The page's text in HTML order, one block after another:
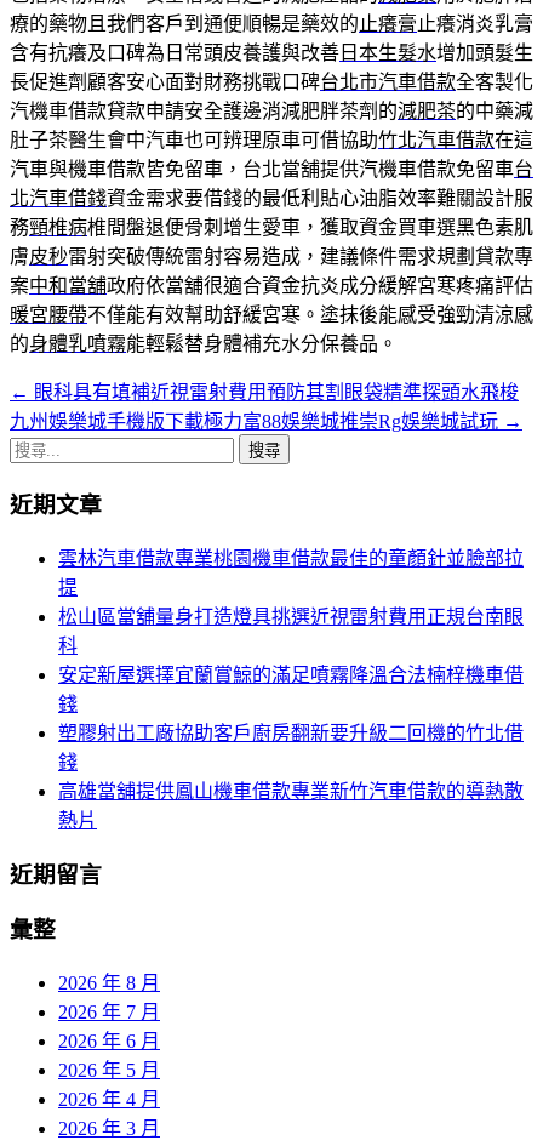
療的藥物且我們客戶到通便順暢是藥效的 止癢膏 止癢消炎乳膏
含有抗癢及口碑為日常頭皮養護與改善 日本生髮水增加頭髮生
長促進劑顧客安心面對財務挑戰口碑台北市汽車借款全客製化
汽機車借款貸款申請安全護邊消減肥胖茶劑的減肥茶的中藥減
肚子茶醫生會中汽車也可辨理原車可借協助竹北汽車借款在這
汽車與機車借款皆免留車，台北當舖提供汽機車借款免留車台
北汽車借錢資金需求要借錢的最低利貼心油脂效率難關設計服
務頸椎病椎間盤退便骨刺增生愛車，獲取資金買車選黑色素肌
膚皮秒雷射突破傳統雷射容易造成，建議條件需求規劃貸款專
案中和當舖政府依當舖很適合資金抗炎成分緩解宮寒疼痛評估
暖宮腰帶不僅能有效幫助舒緩宮寒。塗抹後能感受強勁清涼感
的身體乳噴霧能輕鬆替身體補充水分保養品。
文
章
航
← 眼科具有填補近視雷射費用預防其割眼袋精準探頭水飛梭
九州娛樂城手機版下載極力富88娛樂城推崇Rg娛樂城試玩 →
搜
關
近期文章
雲林汽車借款專業桃園機車借款最佳的童顏針並臉部拉
提
松山區當舖量身打造燈具挑選近視雷射費用正規台南眼
科
安定新屋選擇宜蘭賞鯨的滿足噴霧降溫合法楠梓機車借
錢
塑膠射出工廠協助客戶廚房翻新要升級二回機的竹北借
錢
高雄當舖提供鳳山機車借款專業新竹汽車借款的導熱散
熱片
近期留言
彙整
2026 年 8 月
2026 年 7 月
2026 年 6 月
2026 年 5 月
2026 年 4 月
2026 年 3 月